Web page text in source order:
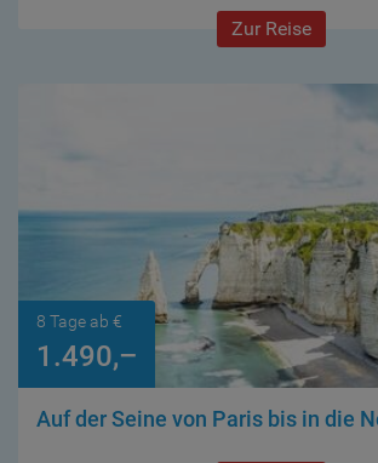
Zur Reise
8 Tage ab €
1.490,–
Auf der Seine von Paris bis in die